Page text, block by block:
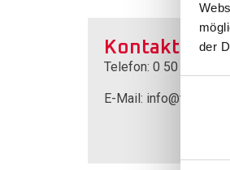
der
Kontakt
Telefon: 0 50 66 – 90
E-Mail: